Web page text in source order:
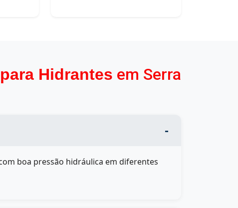
Hidrantes em Serra
boa pressão hidráulica em diferentes